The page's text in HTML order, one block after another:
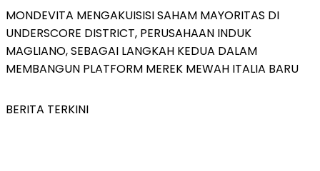
MONDEVITA MENGAKUISISI SAHAM MAYORITAS DI
UNDERSCORE DISTRICT, PERUSAHAAN INDUK
MAGLIANO, SEBAGAI LANGKAH KEDUA DALAM
MEMBANGUN PLATFORM MEREK MEWAH ITALIA BARU
BERITA TERKINI